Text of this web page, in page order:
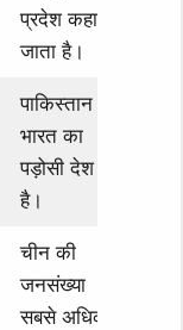
प्रदेश कहा
जाता है।
पाकिस्तान
भारत का
पड़ोसी देश
है।
चीन की
जनसंख्या
सबसे अधिक